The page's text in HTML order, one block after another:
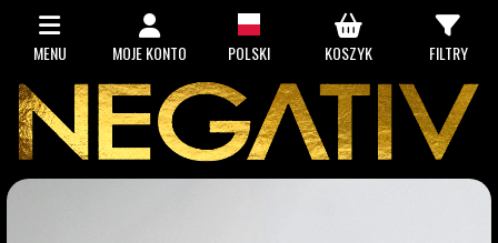
MENU MOJE KONTO POLSKI KOSZYK FILTRY